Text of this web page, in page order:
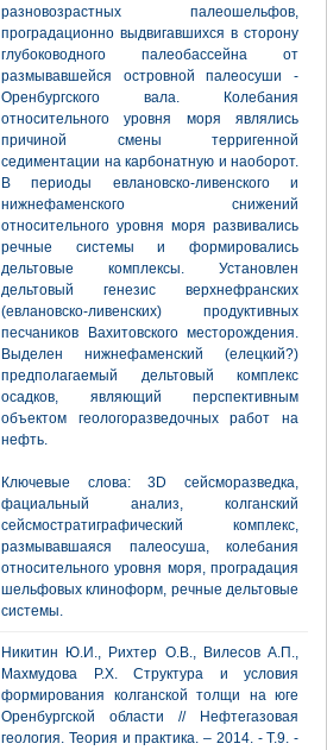
разновозрастных палеошельфов,
проградационно выдвигавшихся в сторону
глубоководного палеобассейна от
размывавшейся островной палеосуши -
Оренбургского вала. Колебания
относительного уровня моря являлись
причиной смены терригенной
седиментации на карбонатную и наоборот.
В периоды евлановско-ливенского и
нижнефаменского снижений
относительного уровня моря развивались
речные системы и формировались
дельтовые комплексы. Установлен
дельтовый генезис верхнефранских
(евлановско-ливенских) продуктивных
песчаников Вахитовского месторождения.
Выделен нижнефаменский (елецкий?)
предполагаемый дельтовый комплекс
осадков, являющий перспективным
объектом геологоразведочных работ на
нефть.
Ключевые слова: 3D сейсморазведка,
фациальный анализ, колганский
сейсмостратиграфический комплекс,
размывавшаяся палеосуша, колебания
относительного уровня моря, проградация
шельфовых клиноформ, речные дельтовые
системы.
Никитин Ю.И., Рихтер О.В., Вилесов А.П.,
Махмудова Р.Х. Структура и условия
формирования колганской толщи на юге
Оренбургской области // Нефтегазовая
геология. Теория и практика. – 2014. - Т.9. -